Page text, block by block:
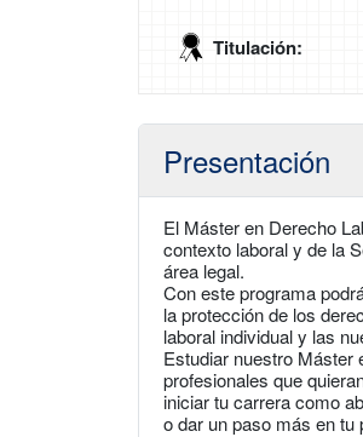
Titulación:
Presentación
El Máster en Derecho
contexto laboral y de la
área legal.
Con este programa
la protección de los
laboral individual y las
Estudiar nuestro Máster
profesionales que
iniciar tu carrera como
o dar un paso más en tu